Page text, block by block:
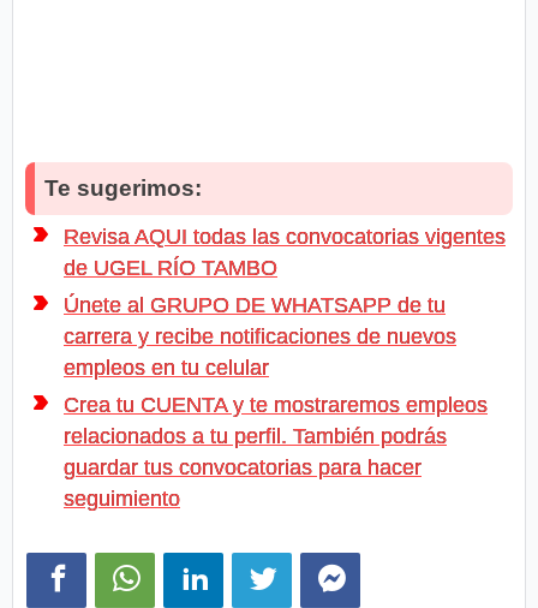
Te sugerimos:
Revisa AQUI todas las convocatorias vigentes
de UGEL RÍO TAMBO
Únete al GRUPO DE WHATSAPP de tu
carrera y recibe notificaciones de nuevos
empleos en tu celular
Crea tu CUENTA y te mostraremos empleos
relacionados a tu perfil. También podrás
guardar tus convocatorias para hacer
seguimiento